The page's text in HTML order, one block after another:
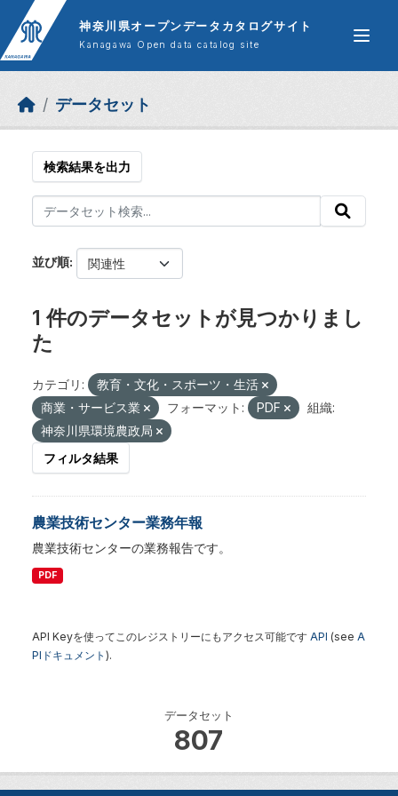
Skip to main content
神奈川県オープンデータカタログサイト
Kanagawa Open data catalog site
データセット
データセット
807
検索結果を出力
並び順
1 件のデータセットが見つかりまし
た
カテゴリ:
教育・文化・スポーツ・生活
商業・サービス業
フォーマット: PDF
組織:
神奈川県環境農政局
フィルタ結果
農業技術センター業務年報
農業技術センターの業務報告です。
PDF
API Keyを使ってこのレジストリーにもアクセス可能です API (see A
PIドキュメント ).